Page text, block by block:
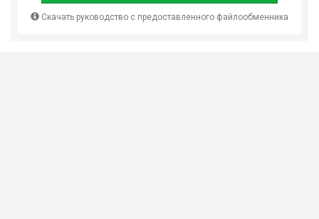
Скачать руководство с предоставленного файлообменника